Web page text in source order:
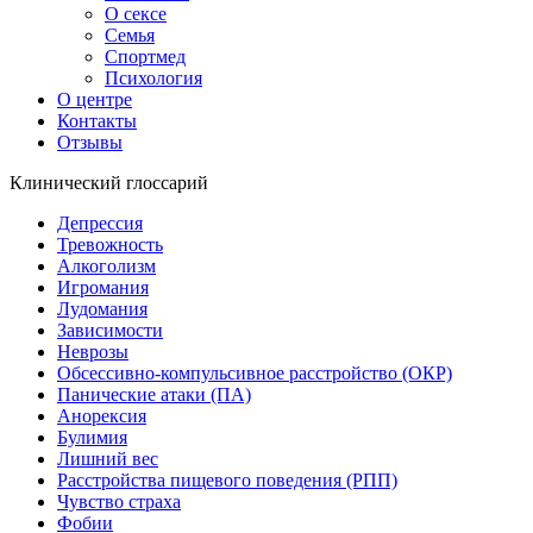
О сексе
Семья
Спортмед
Психология
О центре
Контакты
Отзывы
Клинический глоссарий
Депрессия
Тревожность
Алкоголизм
Игромания
Лудомания
Зависимости
Неврозы
Обсессивно-компульсивное расстройство (ОКР)
Панические атаки (ПА)
Анорексия
Булимия
Лишний вес
Расстройства пищевого поведения (РПП)
Чувство страха
Фобии